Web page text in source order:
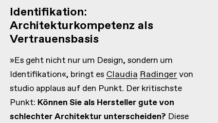
Identifikation:
Architekturkompetenz als
Vertrauensbasis
»Es geht nicht nur um Design, sondern um
Identifikation«, bringt es Claudia Radingervon
studio applaus auf den Punkt. Der kritischste
Punkt: Können Sie als Hersteller gute von
schlechter Architektur unterscheiden? Diese